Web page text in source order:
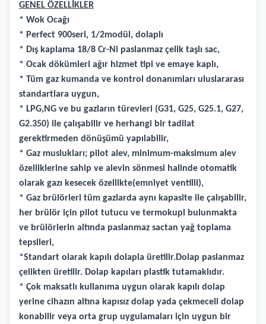
GENEL ÖZELLİKLER
* Wok Ocağı
* Perfect 900seri, 1/2modül, dolaplı
* Dış kaplama 18/8 Cr-Ni paslanmaz çelik taşlı sac,
* Ocak dökümleri ağır hizmet tipi ve emaye kaplı,
* Tüm gaz kumanda ve kontrol donanımları uluslararası
standartlara uygun,
* LPG,NG ve bu gazların türevleri (G31, G25, G25.1, G27,
G2.350) ile çalışabilir ve herhangi bir tadilat
gerektirmeden dönüşümü yapılabilir,
* Gaz muslukları; pilot alev, minimum-maksimum alev
özelliklerine sahip ve alevin sönmesi halinde otomatik
olarak gazı kesecek özellikte(emniyet ventilli),
* Gaz brülörleri tüm gazlarda aynı kapasite ile çalışabilir,
her brülör için pilot tutucu ve termokupl bulunmakta
ve brülörlerin altında paslanmaz sactan yağ toplama
tepsileri,
*Standart olarak kapılı dolapla üretilir.Dolap paslanmaz
çelikten üretilir. Dolap kapıları plastik tutamaklıdır.
* Çok maksatlı kullanıma uygun olarak kapılı dolap
yerine cihazın altına kapısız dolap yada çekmeceli dolap
konabilir veya orta grup uygulamaları için uygun bir